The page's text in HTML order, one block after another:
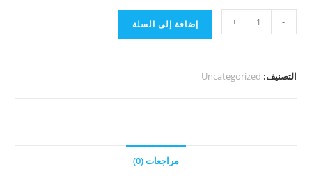
(
فديو
-
+ إضافة إلى السلة
التصنيف: Uncategorized
مراجعات (0)